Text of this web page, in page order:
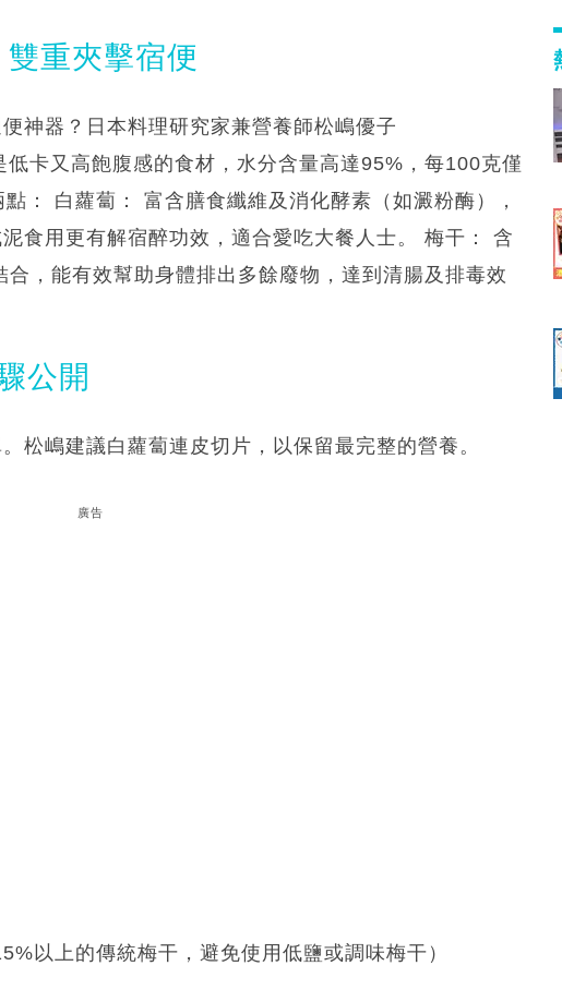
重夾擊宿便
神器？日本料理研究家兼營養師松嶋優子
卡又高飽腹感的食材，水分含量高達95%，每100克僅
： 白蘿蔔： 富含膳食纖維及消化酵素（如澱粉酶），
食用更有解宿醉功效，適合愛吃大餐人士。 梅干： 含
，能有效幫助身體排出多餘廢物，達到清腸及排毒效
公開
松嶋建議白蘿蔔連皮切片，以保留最完整的營養。
廣告
以上的傳統梅干，避免使用低鹽或調味梅干）